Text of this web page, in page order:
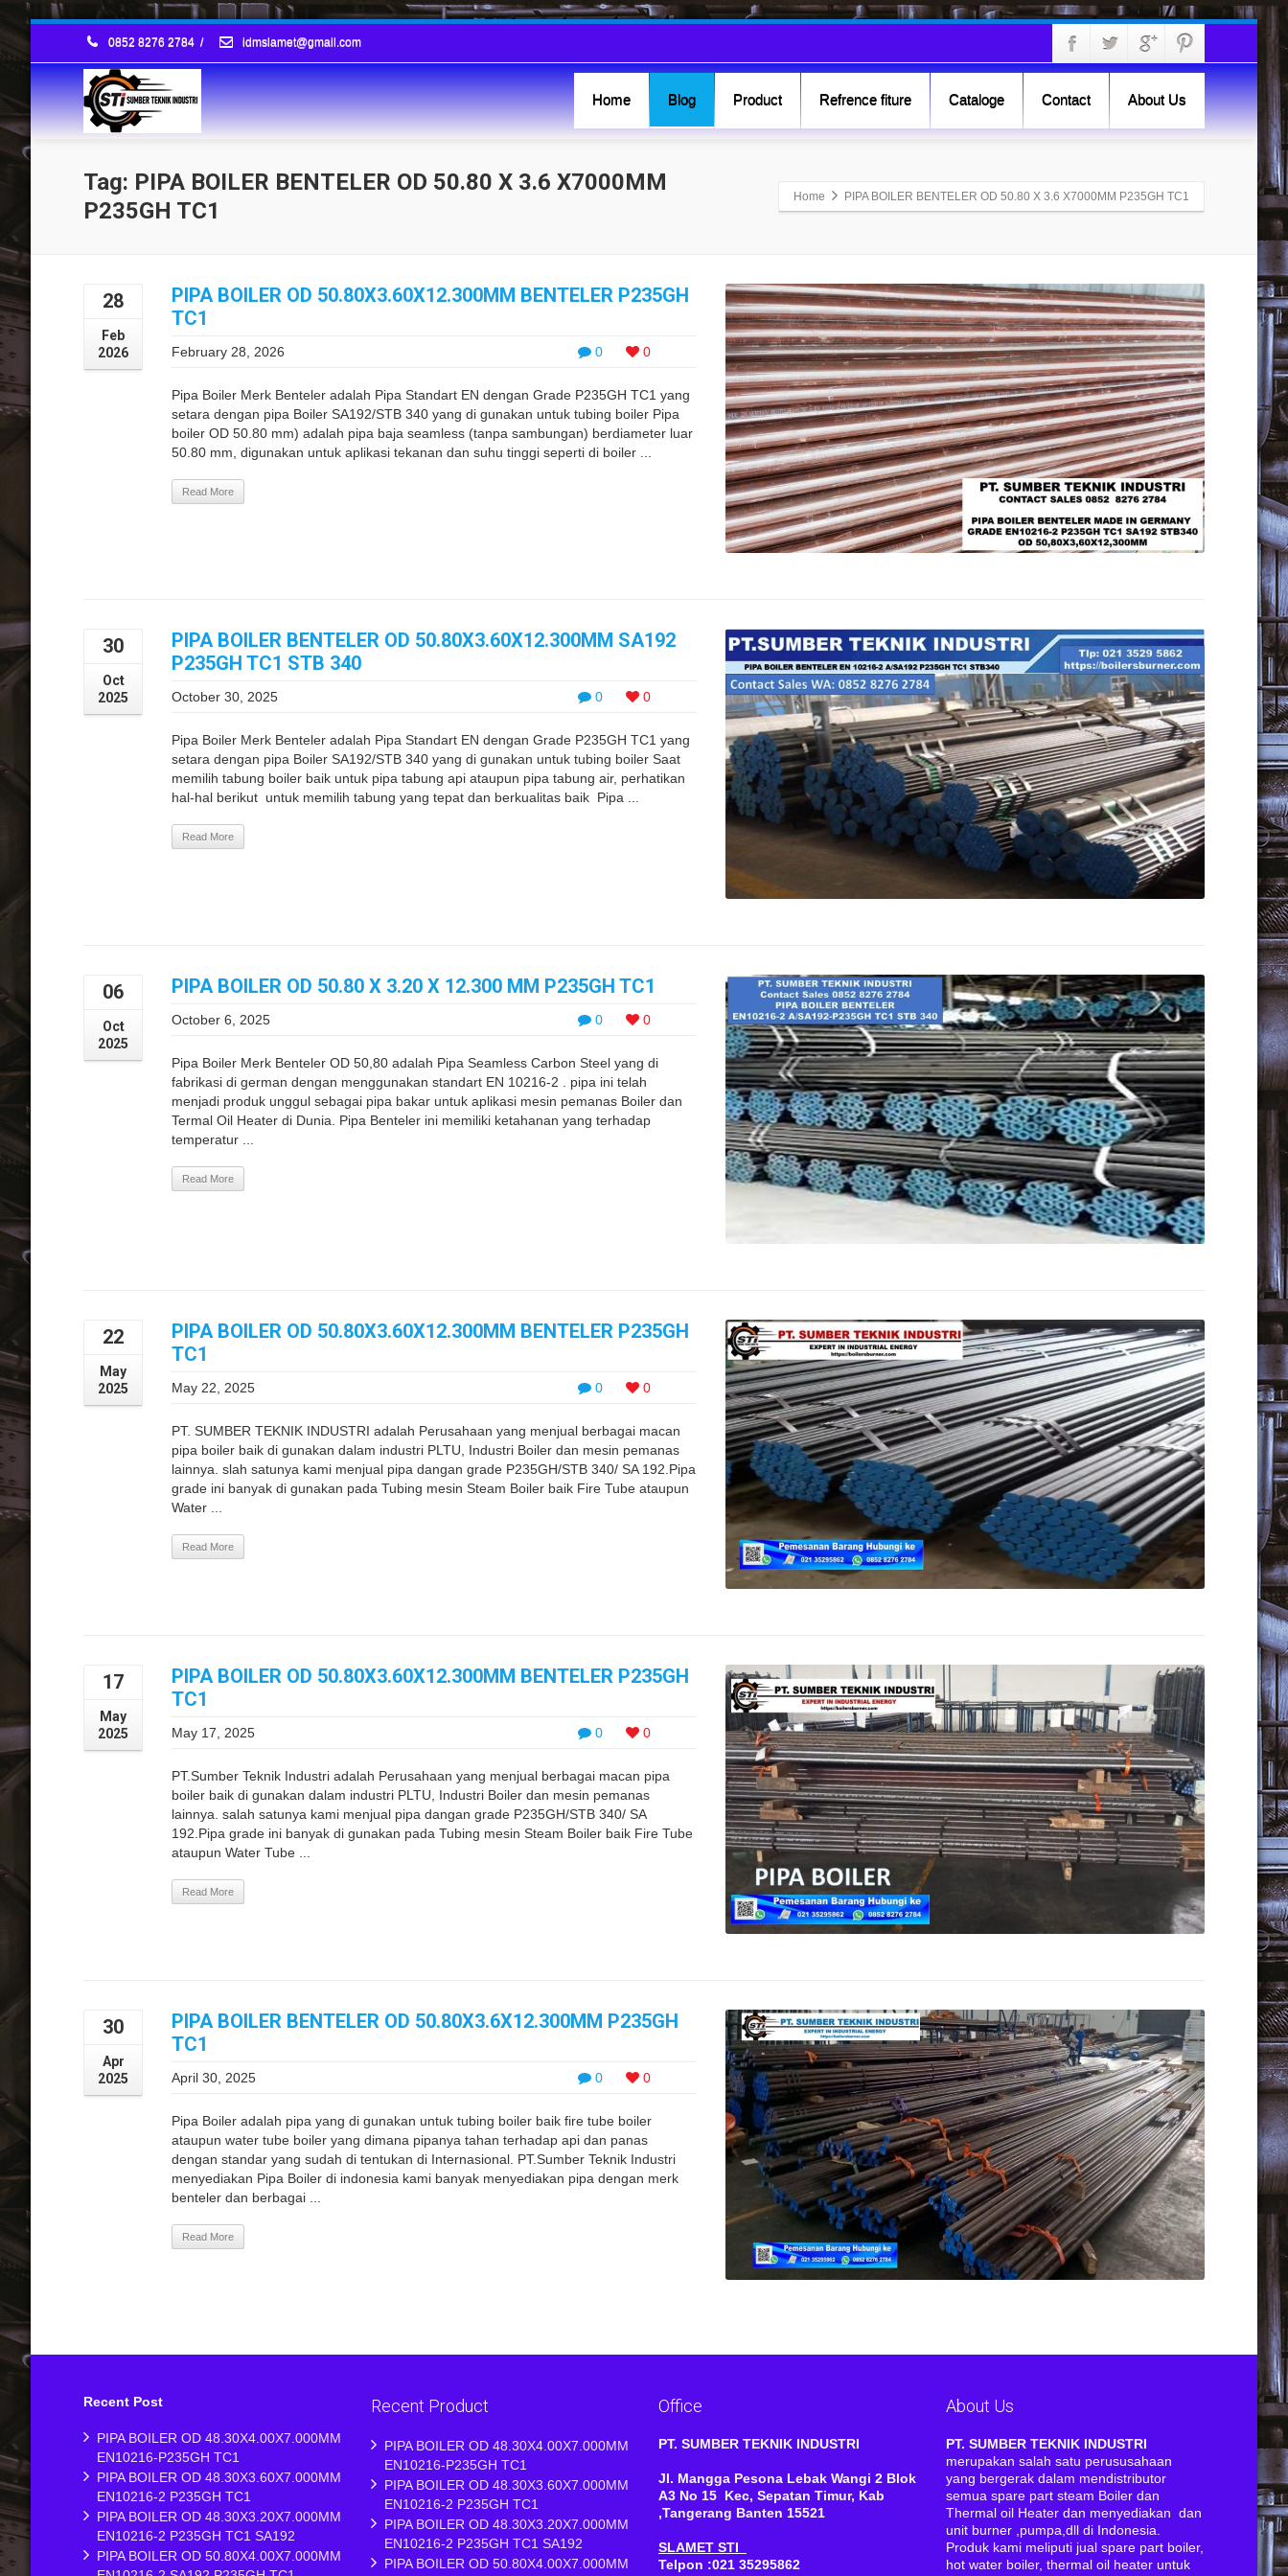
0852 8276 2784 / idmslamet@gmail.com
Home Blog Product Refrence fiture Cataloge Contact About Us
Tag: PIPA BOILER BENTELER OD 50.80 X 3.6 X7000MM
P235GH TC1
Home PIPA BOILER BENTELER OD 50.80 X 3.6 X7000MM P235GH TC1
28
Feb
2026
PIPA BOILER OD 50.80X3.60X12.300MM BENTELER P235GH
TC1
0 0
February 28, 2026
Pipa Boiler Merk Benteler adalah Pipa Standart EN dengan Grade P235GH TC1 yang
setara dengan pipa Boiler SA192/STB 340 yang di gunakan untuk tubing boiler Pipa
boiler OD 50.80 mm) adalah pipa baja seamless (tanpa sambungan) berdiameter luar
50.80 mm, digunakan untuk aplikasi tekanan dan suhu tinggi seperti di boiler ...
Read More
30
Oct
2025
PIPA BOILER BENTELER OD 50.80X3.60X12.300MM SA192
P235GH TC1 STB 340
0 0
October 30, 2025
Pipa Boiler Merk Benteler adalah Pipa Standart EN dengan Grade P235GH TC1 yang
setara dengan pipa Boiler SA192/STB 340 yang di gunakan untuk tubing boiler Saat
memilih tabung boiler baik untuk pipa tabung api ataupun pipa tabung air, perhatikan
hal-hal berikut untuk memilih tabung yang tepat dan berkualitas baik Pipa ...
Read More
06
Oct
2025
PIPA BOILER OD 50.80 X 3.20 X 12.300 MM P235GH TC1
0 0
October 6, 2025
Pipa Boiler Merk Benteler OD 50,80 adalah Pipa Seamless Carbon Steel yang di
fabrikasi di german dengan menggunakan standart EN 10216-2 . pipa ini telah
menjadi produk unggul sebagai pipa bakar untuk aplikasi mesin pemanas Boiler dan
Termal Oil Heater di Dunia. Pipa Benteler ini memiliki ketahanan yang terhadap
temperatur ...
Read More
22
May
2025
PIPA BOILER OD 50.80X3.60X12.300MM BENTELER P235GH
TC1
0 0
May 22, 2025
PT. SUMBER TEKNIK INDUSTRI adalah Perusahaan yang menjual berbagai macan
pipa boiler baik di gunakan dalam industri PLTU, Industri Boiler dan mesin pemanas
lainnya. slah satunya kami menjual pipa dangan grade P235GH/STB 340/ SA 192.Pipa
grade ini banyak di gunakan pada Tubing mesin Steam Boiler baik Fire Tube ataupun
Water ...
Read More
17
May
2025
PIPA BOILER OD 50.80X3.60X12.300MM BENTELER P235GH
TC1
0 0
May 17, 2025
PT.Sumber Teknik Industri adalah Perusahaan yang menjual berbagai macan pipa
boiler baik di gunakan dalam industri PLTU, Industri Boiler dan mesin pemanas
lainnya. salah satunya kami menjual pipa dangan grade P235GH/STB 340/ SA
192.Pipa grade ini banyak di gunakan pada Tubing mesin Steam Boiler baik Fire Tube
ataupun Water Tube ...
Read More
30
Apr
2025
PIPA BOILER BENTELER OD 50.80X3.6X12.300MM P235GH
TC1
0 0
April 30, 2025
Pipa Boiler adalah pipa yang di gunakan untuk tubing boiler baik fire tube boiler
ataupun water tube boiler yang dimana pipanya tahan terhadap api dan panas
dengan standar yang sudah di tentukan di Internasional. PT.Sumber Teknik Industri
menyediakan Pipa Boiler di indonesia kami banyak menyediakan pipa dengan merk
benteler dan berbagai ...
Read More
Recent Post
PIPA BOILER OD 48.30X4.00X7.000MM
EN10216-P235GH TC1
PIPA BOILER OD 48.30X3.60X7.000MM
EN10216-2 P235GH TC1
PIPA BOILER OD 48.30X3.20X7.000MM
EN10216-2 P235GH TC1 SA192
PIPA BOILER OD 50.80X4.00X7.000MM
Recent Product
PIPA BOILER OD 48.30X4.00X7.000MM
EN10216-P235GH TC1
PIPA BOILER OD 48.30X3.60X7.000MM
EN10216-2 P235GH TC1
PIPA BOILER OD 48.30X3.20X7.000MM
EN10216-2 P235GH TC1 SA192
PIPA BOILER OD 50.80X4.00X7.000MM
Office
PT. SUMBER TEKNIK INDUSTRI
Jl. Mangga Pesona Lebak Wangi 2 Blok
A3 No 15 Kec, Sepatan Timur, Kab
,Tangerang Banten 15521
SLAMET STI
Telpon :021 35295862
About Us
PT. SUMBER TEKNIK INDUSTRI
merupakan salah satu perususahaan
yang bergerak dalam mendistributor
semua spare part steam Boiler dan
Thermal oil Heater dan menyediakan dan
unit burner ,pumpa,dll di Indonesia.
Produk kami meliputi jual spare part boiler,
hot water boiler, thermal oil heater untuk